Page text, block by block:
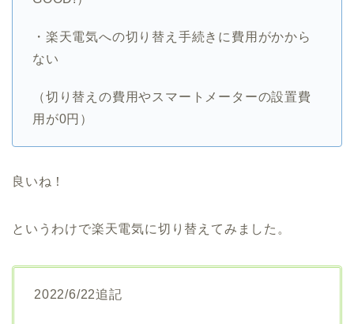
・楽天電気への切り替え手続きに費用がかから
ない
（切り替えの費用やスマートメーターの設置費
用が0円）
良いね！
というわけで楽天電気に切り替えてみました。
2022/6/22追記